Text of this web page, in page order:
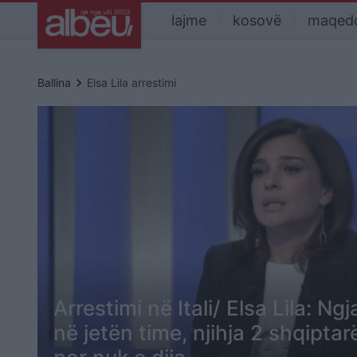
lajme kosovë
Ballina keyboard_arrow_right Elsa Lila arrestimi
Arrestimi në Itali/ Elsa Lila:
në jetën time, njihja 2